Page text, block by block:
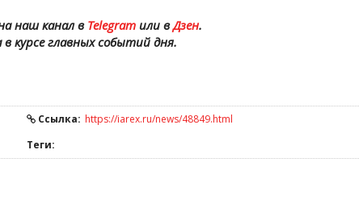
наш канал вTelegramили вДзен.
в курсе главных событий дня.
Ссылка: https://iarex.ru/news/48849.html
Теги: